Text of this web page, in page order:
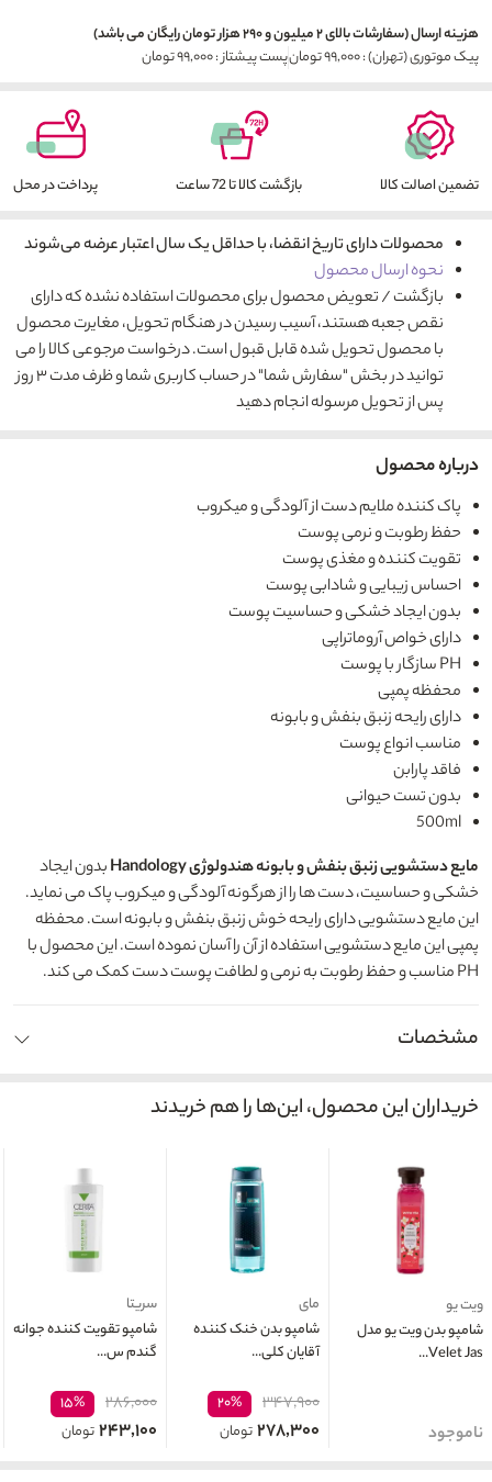
هزینه ارسال (سفارشات بالای ۲ میلیون و ۲۹۰ هزار تومان رایگان می باشد)
پیک موتوری (تهران) : ۹۹,۰۰۰ تومان
پست پیشتاز : ۹۹,۰۰۰ تومان
تضمین اصالت کالا بازگشت کالا تا 72 ساعت پرداخت در محل
محصولات دارای تاریخ انقضا، با حداقل یک سال اعتبار عرضه می‌شوند
نحوه ارسال محصول
بازگشت / تعویض محصول برای محصولات استفاده نشده که دارای
نقص جعبه هستند، آسیب رسیدن در هنگام تحویل، مغایرت محصول
با محصول تحویل شده قابل قبول است. درخواست مرجوعی کالا را می
توانید در بخش "سفارش شما" در حساب کاربری شما و ظرف مدت ۳ روز
پس از تحویل مرسوله انجام دهید
درباره محصول
پاک کننده ملایم دست از آلودگی و میکروب
حفظ رطوبت و نرمی پوست
تقویت کننده و مغذی پوست
احساس زیبایی و شادابی پوست
بدون ایجاد خشکی و حساسیت پوست
دارای خواص آروماتراپی
PH سازگار با پوست
محفظه پمپی
دارای رایحه زنبق بنفش و بابونه
مناسب انواع پوست
فاقد پارابن
بدون تست حیوانی
500ml
مایع دستشویی زنبق بنفش و بابونه هندولوژی Handology
بدون ایجاد
خشکی و حساسیت، دست ها را از هرگونه آلودگی و میکروب پاک می نماید.
این مایع دستشویی دارای رایحه خوش زنبق بنفش و بابونه است. محفظه
پمپی این مایع دستشویی استفاده از آن را آسان نموده است. این محصول با
PH مناسب و حفظ رطوبت به نرمی و لطافت پوست دست کمک می کند.
مشخصات
خریداران این محصول، این‌ها را هم خریدند
ویت یو
شامپو بدن ویت یو مدل
Velet Jas...
ناموجود
مای
شامپو بدن خنک کننده
آقایان کلی...
۳۴۷,۹۰۰ ۲۰%
۲۷۸,۳۰۰تومان
سریتا
شامپو تقویت کننده جوانه
گندم س...
۲۸۶,۰۰۰ ۱۵%
۲۴۳,۱۰۰تومان